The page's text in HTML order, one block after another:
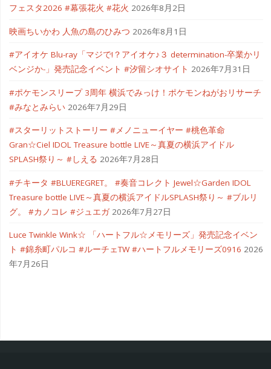
フェスタ2026 #幕張花火 #花火 2026年8月2日
映画ちいかわ 人魚の島のひみつ 2026年8月1日
#アイオケ Blu-ray「マジで!？アイオケ♪３ determination-卒業かリ
ベンジか-」発売記念イベント #汐留シオサイト 2026年7月31日
#ポケモンスリープ 3周年 横浜でみっけ！ポケモンねがおリサーチ
#みなとみらい 2026年7月29日
#スターリットストーリー #メノニューイヤー #桃色革命
Gran☆Ciel IDOL Treasure bottle LIVE～真夏の横浜アイドル
SPLASH祭り～ #しえる 2026年7月28日
#チキータ #BLUEREGRET。 #奏音コレクト Jewel☆Garden IDOL
Treasure bottle LIVE～真夏の横浜アイドルSPLASH祭り～ #ブルリ
グ。 #カノコレ #ジュエガ 2026年7月27日
Luce Twinkle Wink☆ 「ハートフル☆メモリーズ」発売記念イベン
ト #錦糸町パルコ #ルーチェTW #ハートフルメモリーズ0916 2026
年7月26日